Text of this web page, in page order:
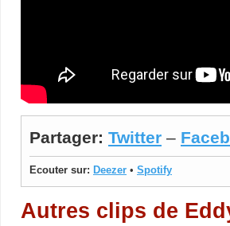
Partager: Twitter –
Ecouter sur: Deezer • Spotify
Autres clips de